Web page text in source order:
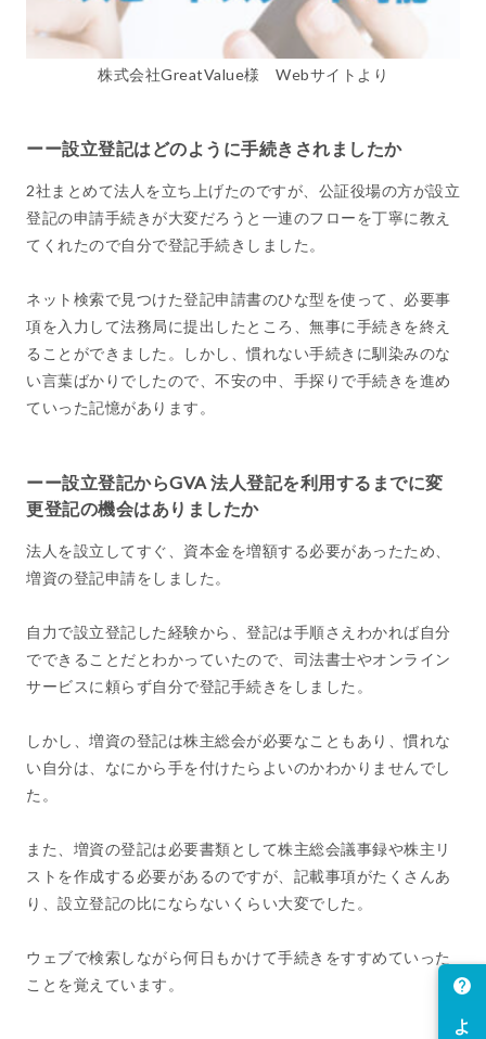
株式会社GreatValue様 Webサイトより
ーー設立登記はどのように手続きされましたか
2社まとめて法人を立ち上げたのですが、公証役場の方が設立
登記の申請手続きが大変だろうと一連のフローを丁寧に教え
てくれたので自分で登記手続きしました。
ネット検索で見つけた登記申請書のひな型を使って、必要事
項を入力して法務局に提出したところ、無事に手続きを終え
ることができました。しかし、慣れない手続きに馴染みのな
い言葉ばかりでしたので、不安の中、手探りで手続きを進め
ていった記憶があります。
ーー設立登記からGVA 法人登記を利用するまでに変
更登記の機会はありましたか
法人を設立してすぐ、資本金を増額する必要があったため、
増資の登記申請をしました。
自力で設立登記した経験から、登記は手順さえわかれば自分
でできることだとわかっていたので、司法書士やオンライン
サービスに頼らず自分で登記手続きをしました。
しかし、増資の登記は株主総会が必要なこともあり、慣れな
い自分は、なにから手を付けたらよいのかわかりませんでし
た。
また、増資の登記は必要書類として株主総会議事録や株主リ
ストを作成する必要があるのですが、記載事項がたくさんあ
り、設立登記の比にならないくらい大変でした。
ウェブで検索しながら何日もかけて手続きをすすめていった
ことを覚えています。